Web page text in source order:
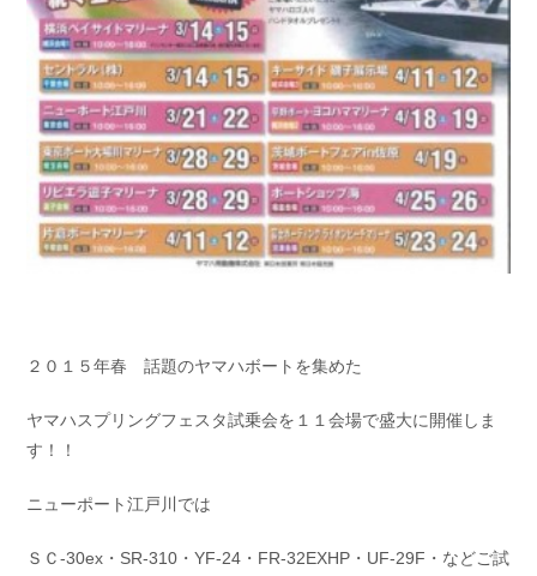
２０１５年春 話題のヤマハボートを集めた
ヤマハスプリングフェスタ試乗会を１１会場で盛大に開催しま
す！！
ニューポート江戸川では
ＳＣ-30ex・SR-310・YF-24・FR-32EXHP・UF-29F・などご試